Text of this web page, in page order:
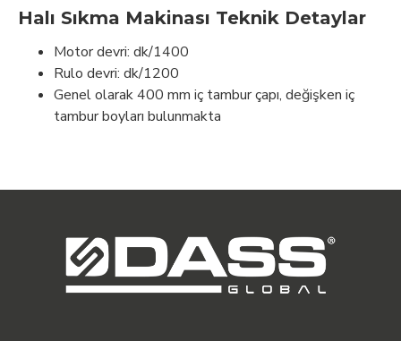
Halı Sıkma Makinası Teknik Detaylar
Motor devri: dk/1400
Rulo devri: dk/1200
Genel olarak 400 mm iç tambur çapı, değişken iç
tambur boyları bulunmakta